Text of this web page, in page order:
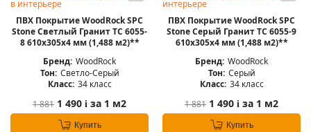
ПВХ Покрытие WoodRock SPC
Stone Светлый Гранит TC 6055-
8 610х305х4 мм (1,488 м2)**
Бренд: WoodRock
Тон: Светло-Серый
Класс: 34 класс
1 881 1 490 i за 1 м2
Купить
ПВХ Покрытие WoodRock SPC
Stone Серый Гранит TC 6055-9
610х305х4 мм (1,488 м2)**
Бренд: WoodRock
Тон: Серый
Класс: 34 класс
1 881 1 490 i за 1 м2
Купить